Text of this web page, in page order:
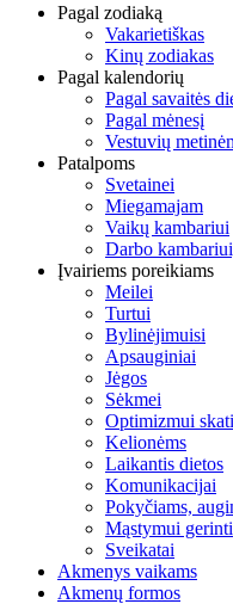
Pagal zodiaką
Vakarietiškas
Kinų zodiakas
Pagal kalendorių
Pagal savaitės
Pagal mėnesį
Vestuvių
Patalpoms
Svetainei
Miegamajam
Vaikų kambariui
Darbo
Įvairiems poreikiams
Meilei
Turtui
Bylinėjimuisi
Apsauginiai
Jėgos
Sėkmei
Optimizmui
Kelionėms
Laikantis dietos
Komunikacijai
Pokyčiams,
Mąstymui gerinti
Sveikatai
Akmenys vaikams
Akmenų formos